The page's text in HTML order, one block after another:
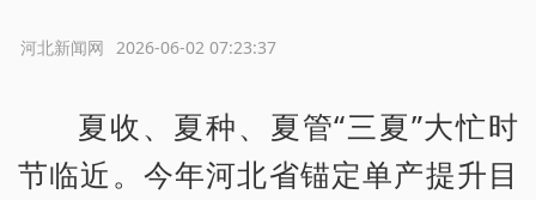
2026-06-02 07:23:37
河北新闻网
夏收、夏种、夏管“三夏”大忙时
节临近。今年河北省锚定单产提升目